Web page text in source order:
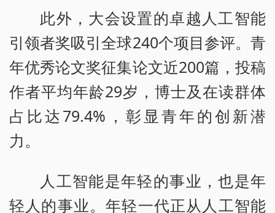
此外，大会设置的卓越人工智能
引领者奖吸引全球240个项目参评。青
年优秀论文奖征集论文近200篇，投稿
作者平均年龄29岁，博士及在读群体
占比达79.4%，彰显青年的创新潜
力。
人工智能是年轻的事业，也是年
轻人的事业。年轻一代正从人工智能